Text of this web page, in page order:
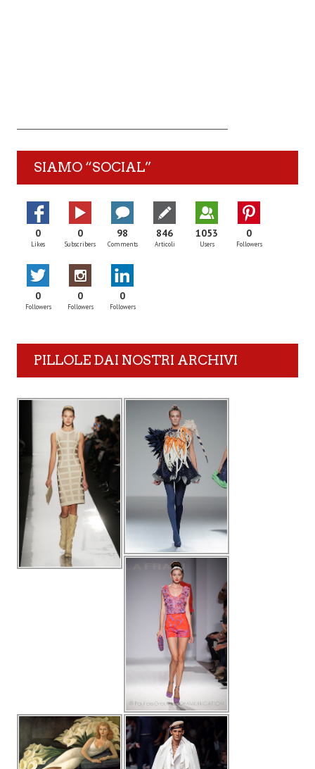
SIAMO “SOCIAL”
0
Likes
0
Subscribers
98
Comments
846
Articoli
1053
Users
0
Followers
0
Followers
0
Followers
0
Followers
PILLOLE DAI NOSTRI ARCHIVI